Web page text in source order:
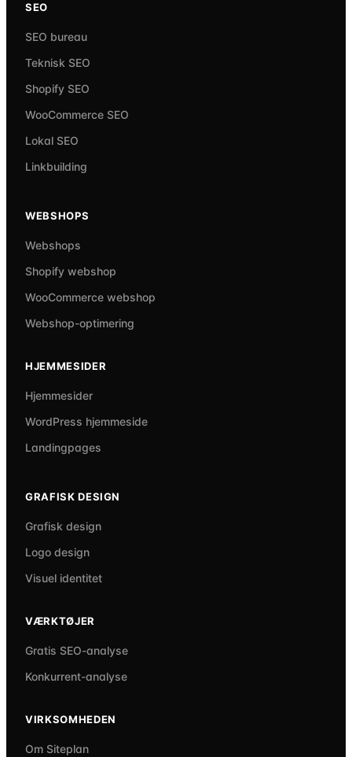
SEO
SEO bureau
Teknisk SEO
Shopify SEO
WooCommerce SEO
Lokal SEO
Linkbuilding
WEBSHOPS
Webshops
Shopify webshop
WooCommerce webshop
Webshop-optimering
HJEMMESIDER
Hjemmesider
WordPress hjemmeside
Landingpages
GRAFISK DESIGN
Grafisk design
Logo design
Visuel identitet
VÆRKTØJER
Gratis SEO-analyse
Konkurrent-analyse
VIRKSOMHEDEN
Om Siteplan